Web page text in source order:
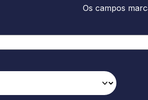
Os campos